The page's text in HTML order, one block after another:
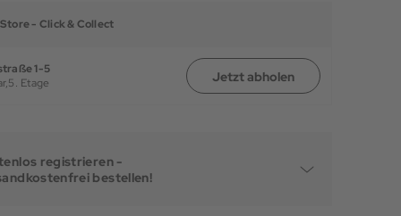
- Click & Collect
1-5
5. Etage Jetzt abholen
registrieren -
bestellen!